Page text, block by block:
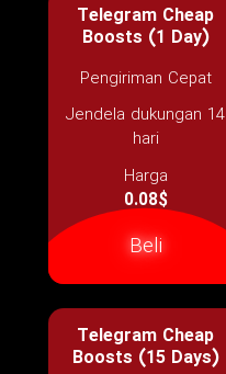
Telegram Cheap
Boosts (1 Day)
Pengiriman Cepat
Jendela dukungan 14
hari
Harga
0.08$
Beli
Telegram Cheap
Boosts (15 Days)